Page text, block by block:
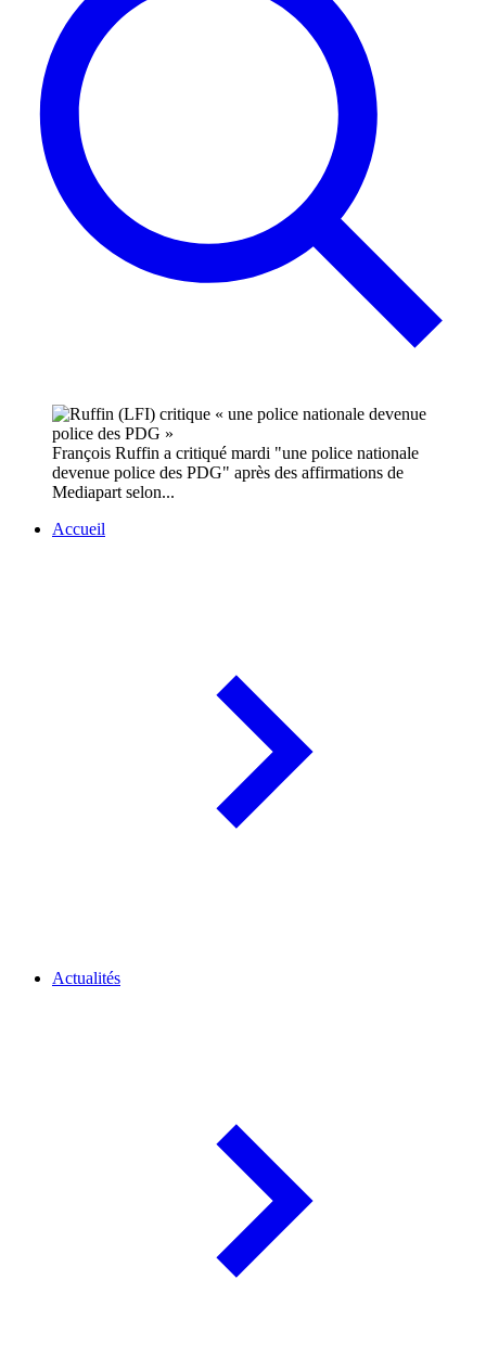
François Ruffin a critiqué mardi "une police nationale
devenue police des PDG" après des affirmations de
Mediapart selon...
Accueil
Actualités